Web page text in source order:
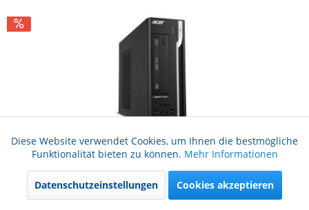
acer Veriton X2632G i5 4570 2,9GHz 8GB 256GB SSD Win 7 Pro SFF
Funktionale Aktiv
Marketing Aktiv
Diese Website verwendet Cookies, um Ihnen die bestmögliche
Funktionalität bieten zu können. Mehr Informationen
Datenschutzeinstellungen Cookies akzeptieren